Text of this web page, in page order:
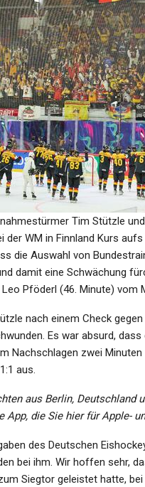
Tim Stützle
WM in Finnland Kurs
die Auswahl von
damit eine Schwächung
Pföderl (46. Minute) vom
nach einem Check
Es war absurd,
Nachschlagen zwei
aus.
aus Berlin, Deutschland
App, die Sie hier für Apple-
des Deutschen
bei ihm. Wir hoffen sehr,
Siegtor geleistet hatte,
Gefährlich Wie
Entdecken…
Jun 24, 2023
SPORT
Das Aus In Der
League
Mallorca Droht:
Wollen…
Jul 1, 2022